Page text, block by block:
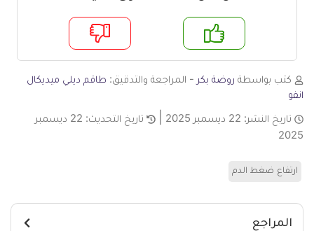
لا
كتب بواسطة روضة بكر - المراجعة والتدقيق: طاقم ديلي ميديكال
انفو
تاريخ النشر: 22 ديسمبر 2025 تاريخ التحديث:
22 ديسمبر
2025
ارتفاع ضغط الدم
المراجع